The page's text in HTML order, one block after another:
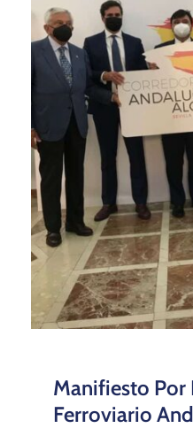
Manifiesto Por
Ferroviario